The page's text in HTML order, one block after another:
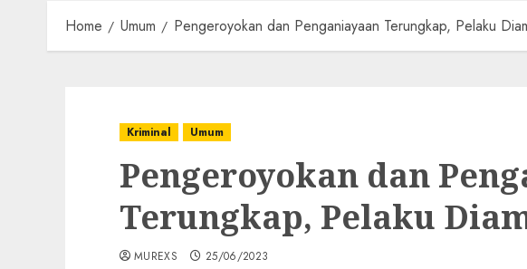
Home Umum Pengeroyokan dan Penganiayaan Terungkap, Pelaku
Kriminal Umum
Pengeroyokan dan
Terungkap, Pelaku
MUREXS 25/06/2023